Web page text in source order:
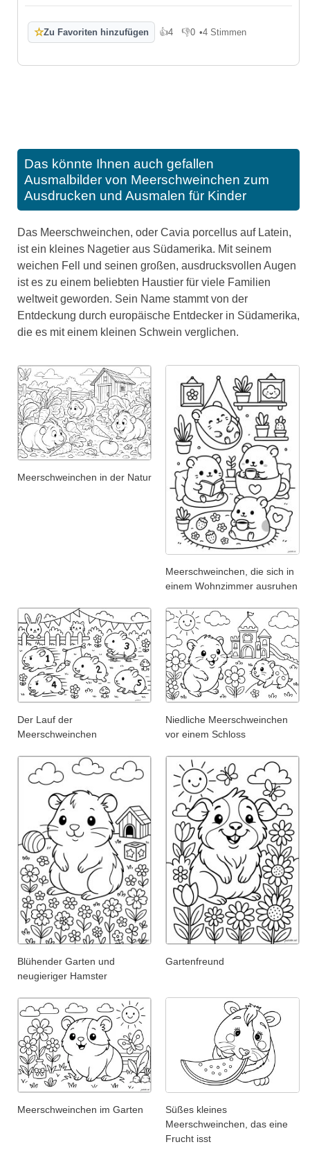
☆Zu Favoriten hinzufügen 👍4
Gefällt mir
👎0
Gefällt mir nicht
•4 Stimmen
Das könnte Ihnen auch gefallen
Ausmalbilder von Meerschweinchen zum
Ausdrucken und Ausmalen für Kinder
Das Meerschweinchen, oder Cavia porcellus auf Latein,
ist ein kleines Nagetier aus Südamerika. Mit seinem
weichen Fell und seinen großen, ausdrucksvollen Augen
ist es zu einem beliebten Haustier für viele Familien
weltweit geworden. Sein Name stammt von der
Entdeckung durch europäische Entdecker in Südamerika,
die es mit einem kleinen Schwein verglichen.
Meerschweinchen in der Natur
Meerschweinchen, die sich in
einem Wohnzimmer ausruhen
Der Lauf der
Meerschweinchen
Niedliche Meerschweinchen
vor einem Schloss
Blühender Garten und
neugieriger Hamster
Gartenfreund
Meerschweinchen im Garten
Süßes kleines
Meerschweinchen, das eine
Frucht isst